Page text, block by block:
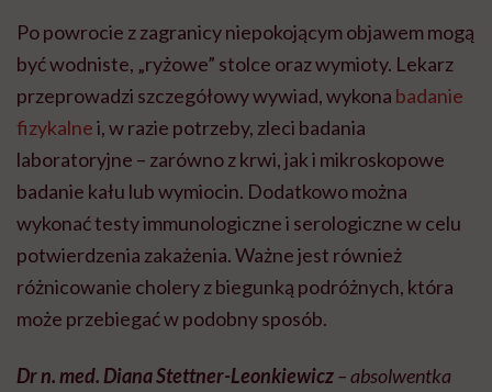
Po powrocie z zagranicy niepokojącym objawem mogą
być wodniste, „ryżowe” stolce oraz wymioty. Lekarz
przeprowadzi szczegółowy wywiad, wykona badanie
fizykalnei, w razie potrzeby, zleci badania
laboratoryjne – zarówno z krwi, jak i mikroskopowe
badanie kału lub wymiocin. Dodatkowo można
wykonać testy immunologiczne i serologiczne w celu
potwierdzenia zakażenia. Ważne jest również
różnicowanie cholery z biegunką podróżnych, która
może przebiegać w podobny sposób.
Dr n. med. Diana Stettner-Leonkiewicz– absolwentka